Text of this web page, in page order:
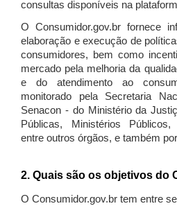
consultas disponíveis na
O Consumidor.gov.br fornece
elaboração e execução de
consumidores, bem como
mercado pela melhoria da
e do atendimento ao
monitorado pela Secretaria
Senacon - do Ministério da
Públicas, Ministérios Públicos,
entre outros órgãos, e também
2. Quais são os objetivos do
O Consumidor.gov.br tem entre